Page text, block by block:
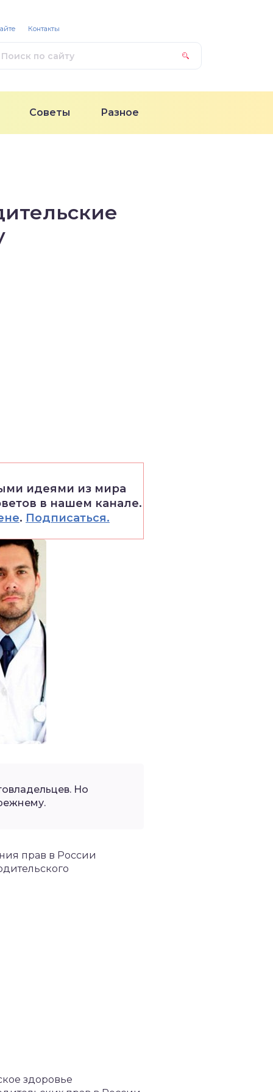
Советы Разное
Контакты
идеями из мира
в нашем канале.
. Подписаться.
Но
прав в России
здоровье